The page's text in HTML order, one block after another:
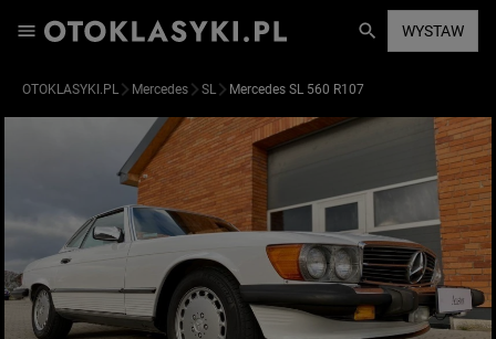
WYSTAW
OTOKLASYKI.PL Mercedes SL Mercedes SL 560 R107